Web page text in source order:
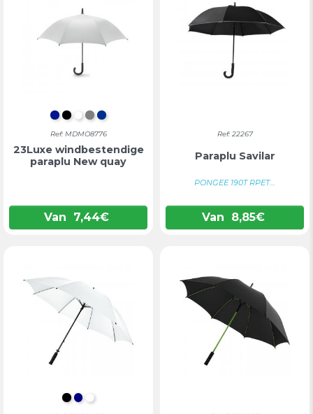
KONINGSBLAUW
ZWART
WITGRIJSBLAUW
Ref: MDMO8776
23Luxe windbestendige
paraplu New quay
Van 7,44€
Ref: 22267
Paraplu Savilar
PONGEE 190T RPET....
Van 8,85€
INTENS ZWART
DONKERBLAUW
WIT